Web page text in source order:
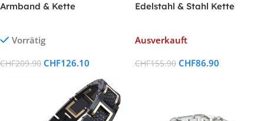
Armband & Kette
Vorrätig
CHF209.90 CHF126.10
Edelstahl & Stahl Kette
Ausverkauft
CHF155.90 CHF86.90